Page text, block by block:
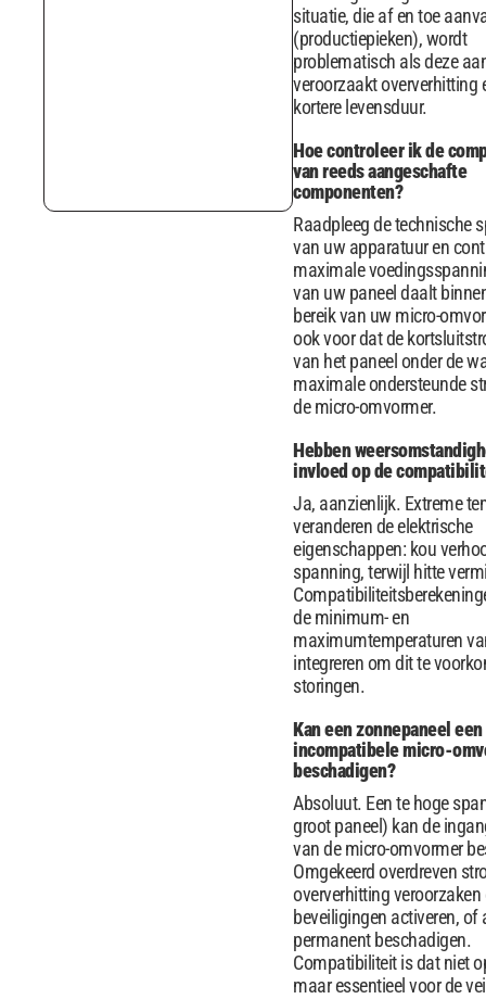
situatie, die af en toe
(productiepieken), wordt
problematisch als deze
veroorzaakt oververhitting
kortere levensduur.
Hoe controleer ik de
van reeds aangeschafte
componenten?
Raadpleeg de technische
van uw apparatuur en
maximale
van uw paneel daalt
bereik van uw micro-
ook voor dat de
van het paneel onder de
maximale ondersteunde
de micro-omvormer.
Hebben
invloed op de
Ja, aanzienlijk. Extreme
veranderen de elektrische
eigenschappen: kou
spanning, terwijl hitte
de minimum- en
maximumtemperaturen
integreren om dit te
storingen.
Kan een zonnepaneel een
incompatibele micro-
beschadigen?
Absoluut. Een te hoge
groot paneel) kan de
van de micro-omvormer
Omgekeerd overdreven
oververhitting veroorzaken
beveiligingen activeren, of
permanent beschadigen.
Compatibiliteit is dat niet
maar essentieel voor de